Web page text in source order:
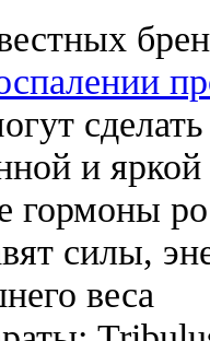
и яркой
гормоны
силы,
веса